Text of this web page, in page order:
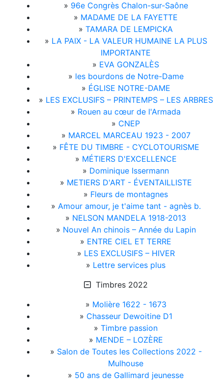
» 96e Congrès Chalon-sur-Saône
» MADAME DE LA FAYETTE
» TAMARA DE LEMPICKA
» LA PAIX - LA VALEUR HUMAINE LA PLUS
IMPORTANTE
» EVA GONZALÈS
» les bourdons de Notre-Dame
» ÉGLISE NOTRE-DAME
» LES EXCLUSIFS – PRINTEMPS – LES ARBRES
» Rouen au cœur de l'Armada
» CNEP
» MARCEL MARCEAU 1923 - 2007
» FÊTE DU TIMBRE - CYCLOTOURISME
» MÉTIERS D'EXCELLENCE
» Dominique Issermann
» METIERS D'ART - ÉVENTAILLISTE
» Fleurs de montagnes
» Amour amour, je t'aime tant - agnès b.
» NELSON MANDELA 1918-2013
» Nouvel An chinois – Année du Lapin
» ENTRE CIEL ET TERRE
» LES EXCLUSIFS – HIVER
» Lettre services plus
Timbres 2022
» Molière 1622 - 1673
» Chasseur Dewoitine D1
» Timbre passion
» MENDE – LOZÈRE
» Salon de Toutes les Collections 2022 -
Mulhouse
» 50 ans de Gallimard jeunesse